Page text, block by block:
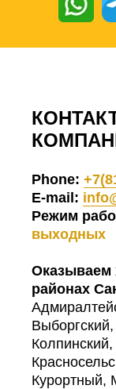
Phone:
E-mail:
Режим
выходных
Оказываем
районах
Курортный,